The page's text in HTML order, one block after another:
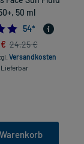
50 ml
54*
24,25 €
Versandkosten
Lieferbar